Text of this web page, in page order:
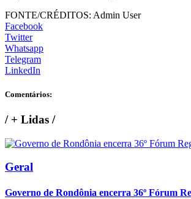
FONTE/CRÉDITOS: Admin User
Facebook
Twitter
Whatsapp
Telegram
LinkedIn
Comentários:
/+ Lidas /
Geral
Governo de Rondônia encerra 36º Fórum